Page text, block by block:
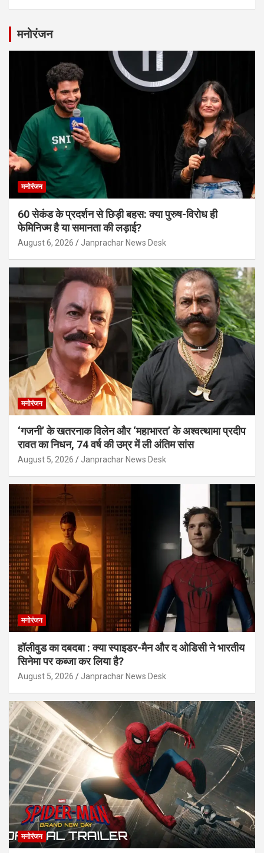
मनोरंजन
मनोरंजन
60 सेकंड के प्रदर्शन से छिड़ी बहस: क्या पुरुष-विरोध ही
फेमिनिज्म है या समानता की लड़ाई?
August 6, 2026 Janprachar News Desk
मनोरंजन
‘गजनी’ के खतरनाक विलेन और ‘महाभारत’ के अश्वत्थामा प्रदीप
रावत का निधन, 74 वर्ष की उम्र में ली अंतिम सांस
August 5, 2026 Janprachar News Desk
मनोरंजन
हॉलीवुड का दबदबा : क्या स्पाइडर-मैन और द ओडिसी ने भारतीय
सिनेमा पर कब्जा कर लिया है?
August 5, 2026 Janprachar News Desk
मनोरंजन